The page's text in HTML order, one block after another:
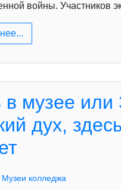
войны. Участников
в музее или
дух,
Музеи колледжа